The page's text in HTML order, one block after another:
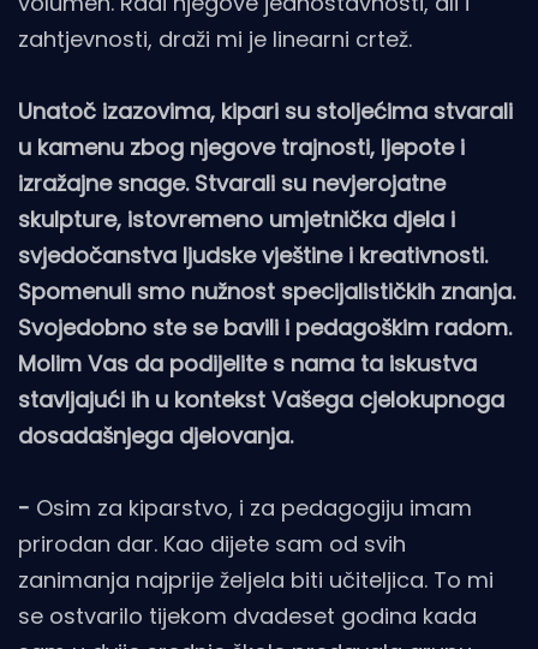
zahtjevnosti, draži mi je linearni crtež.
Unatoč izazovima, kipari su stoljećima stvarali
u kamenu zbog njegove trajnosti, ljepote i
izražajne snage. Stvarali su nevjerojatne
skulpture, istovremeno umjetnička djela i
svjedočanstva ljudske vještine i kreativnosti.
Spomenuli smo nužnost specijalističkih znanja.
Svojedobno ste se bavili i pedagoškim radom.
Molim Vas da podijelite s nama ta iskustva
stavljajući ih u kontekst Vašega cjelokupnoga
dosadašnjega djelovanja.
- Osim za kiparstvo, i za pedagogiju imam
prirodan dar. Kao dijete sam od svih
zanimanja najprije željela biti učiteljica. To mi
se ostvarilo tijekom dvadeset godina kada